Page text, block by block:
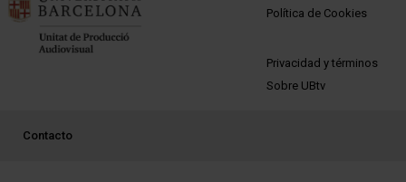
Política de Cookies
PEU 2
Privacidad y términos
Sobre UBtv
PEU 3
Contacto